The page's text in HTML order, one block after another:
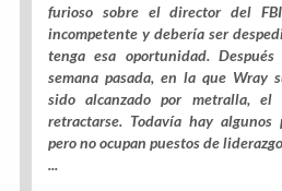
furioso sobre el director del
incompetente y debería ser
tenga esa oportunidad.
semana pasada, en la que Wray
sido alcanzado por metralla,
retractarse. Todavía hay algunos
pero no ocupan puestos de liderazgo
...